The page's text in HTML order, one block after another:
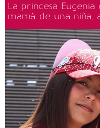
La princesa
mamá de una niña,